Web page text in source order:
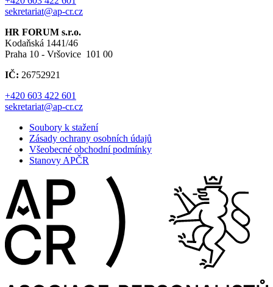
sekretariat@ap-cr.cz
HR FORUM s.r.o.
Kodaňská 1441/46
Praha 10 - Vršovice 101 00
IČ: 26752921
+420 603 422 601
sekretariat@ap-cr.cz
Soubory k stažení
Zásady ochrany osobních údajů
Všeobecné obchodní podmínky
Stanovy APČR